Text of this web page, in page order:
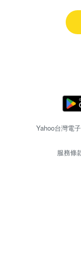
Yahoo台灣電
服務條